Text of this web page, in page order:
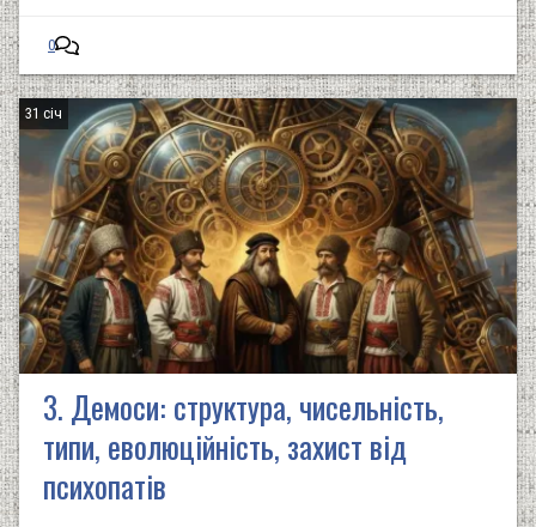
0
31 січ
3. Демоси: структура, чисельність,
типи, еволюційність, захист від
психопатів